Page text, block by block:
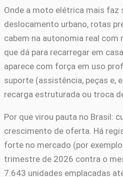
Onde a moto elétrica mais faz
deslocamento urbano, rotas
cabem na autonomia real com
que dá para recarregar em
aparece com força em uso
suporte (assistência, peças e,
recarga estruturada ou troca
Por que virou pauta no Brasil:
crescimento de oferta. Há
forte no mercado (por
trimestre de 2026 contra o
7.643 unidades emplacadas